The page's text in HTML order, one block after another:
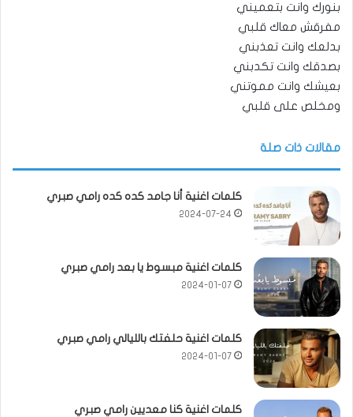
بنورك وانت بتعميني
مفرقش معاك قلبي
بدلعك وانت تعذبني
بصدقك وانت تكدبني
بعيشك وانت مموتني
ومخلص على قلبي
مقالات ذات صلة
كلمات اغنية أنا جامد كده كده رامي صبري
2024-07-24
كلمات اغنية مبسوط يا بعد رامي صبري
2024-01-07
كلمات اغنية حلفتك بالليالي رامي صبري
2024-01-07
كلمات اغنية كنا معديين رامي صبري